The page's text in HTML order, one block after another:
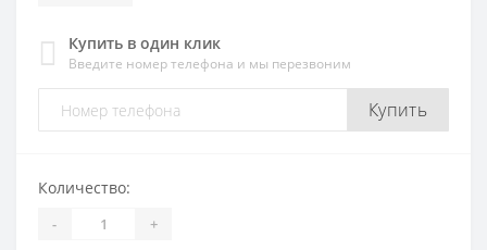
Купить в один клик
Введите номер телефона и мы перезвоним
Купить
Количество:
- +